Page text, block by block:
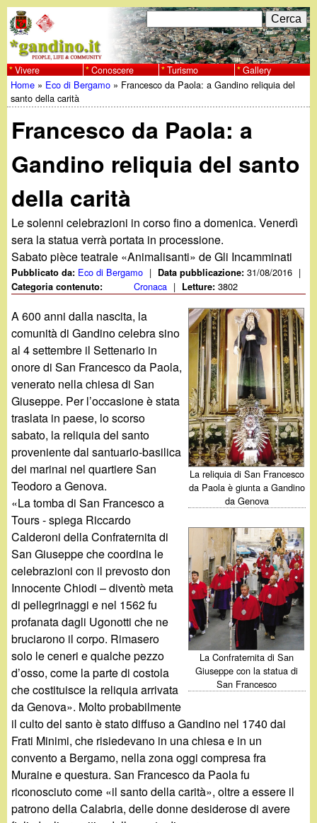
al
contenuto
principale
w
w
w
g
a
n
d
i
n
o
.
i
t
F
o
r
d
i
i
c
e
c
a
C
e
r
c
a
Vivere Conoscere Turismo Gallery
Tu
sei
qui
Home » Eco di Bergamo » Francesco da Paola: a Gandino reliquia del
santo della carità
Francesco da Paola: a
Gandino reliquia del santo
della carità
Le solenni celebrazioni in corso fino a domenica. Venerdì
sera la statua verrà portata in processione.
Sabato pièce teatrale «Animalisanti» de Gli Incamminati
Pubblicato da: Eco di Bergamo | Data pubblicazione:31/08/2016 |
Categoria contenuto: Cronaca | Letture:3802
La reliquia di San Francesco
da Paola è giunta a Gandino
da Genova
La Confraternita di San
Giuseppe con la statua di
San Francesco
A 600 anni dalla nascita, la
comunità di Gandino celebra sino
al 4 settembre il Settenario in
onore di San Francesco da Paola,
venerato nella chiesa di San
Giuseppe. Per l’occasione è stata
traslata in paese, lo scorso
sabato, la reliquia del santo
proveniente dal santuario-basilica
dei marinai nel quartiere San
Teodoro a Genova.
«La tomba di San Francesco a
Tours - spiega Riccardo
Calderoni della Confraternita di
San Giuseppe che coordina le
celebrazioni con il prevosto don
Innocente Chiodi – diventò meta
di pellegrinaggi e nel 1562 fu
profanata dagli Ugonotti che ne
bruciarono il corpo. Rimasero
solo le ceneri e qualche pezzo
d’osso, come la parte di costola
che costituisce la reliquia arrivata
da Genova». Molto probabilmente
il culto del santo è stato diffuso a Gandino nel 1740 dai
Frati Minimi, che risiedevano in una chiesa e in un
convento a Bergamo, nella zona oggi compresa fra
Muraine e questura. San Francesco da Paola fu
riconosciuto come «il santo della carità», oltre a essere il
patrono della Calabria, delle donne desiderose di avere